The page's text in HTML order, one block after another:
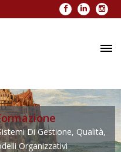
Facebook
LinkedIn
Di Gestione, Qualità,
Organizzativi